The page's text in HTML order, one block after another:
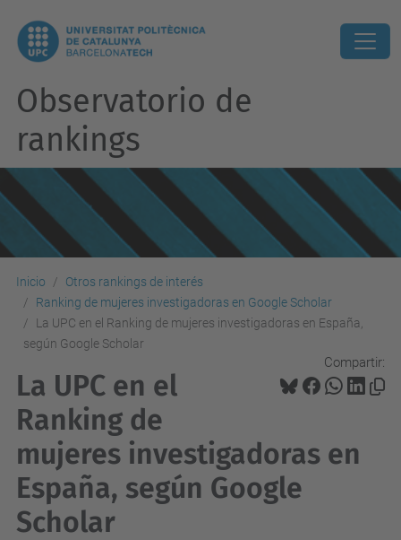
Observatorio de
rankings
Inicio
Otros rankings de interés
Ranking de mujeres investigadoras en Google Scholar
La UPC en el Ranking de mujeres investigadoras en España,
según Google Scholar
Compartir:
La UPC en el
Ranking de
mujeres investigadoras en
España, según Google
Scholar